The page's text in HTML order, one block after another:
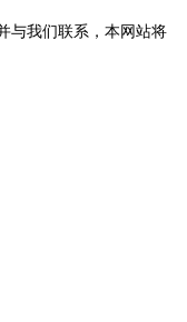
与我们联系，本网站将